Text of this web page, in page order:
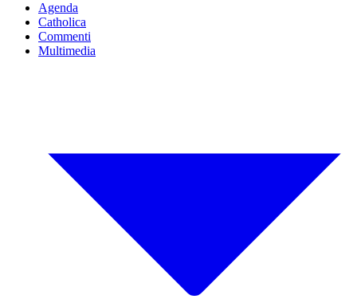
Agenda
Catholica
Commenti
Multimedia